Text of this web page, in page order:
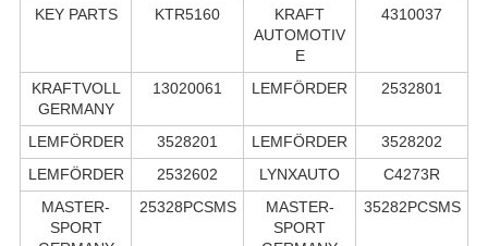
KEY PARTS
KTR5160
KRAFT
AUTOMOTIV
E
4310037
KRAFTVOLL
GERMANY
13020061 LEMFÖRDER 2532801
LEMFÖRDER 3528201 LEMFÖRDER
3528202
LEMFÖRDER
2532602 LYNXAUTO
C4273R
MASTER-
SPORT
25328PCSMS
MASTER-
SPORT
35282PCSMS